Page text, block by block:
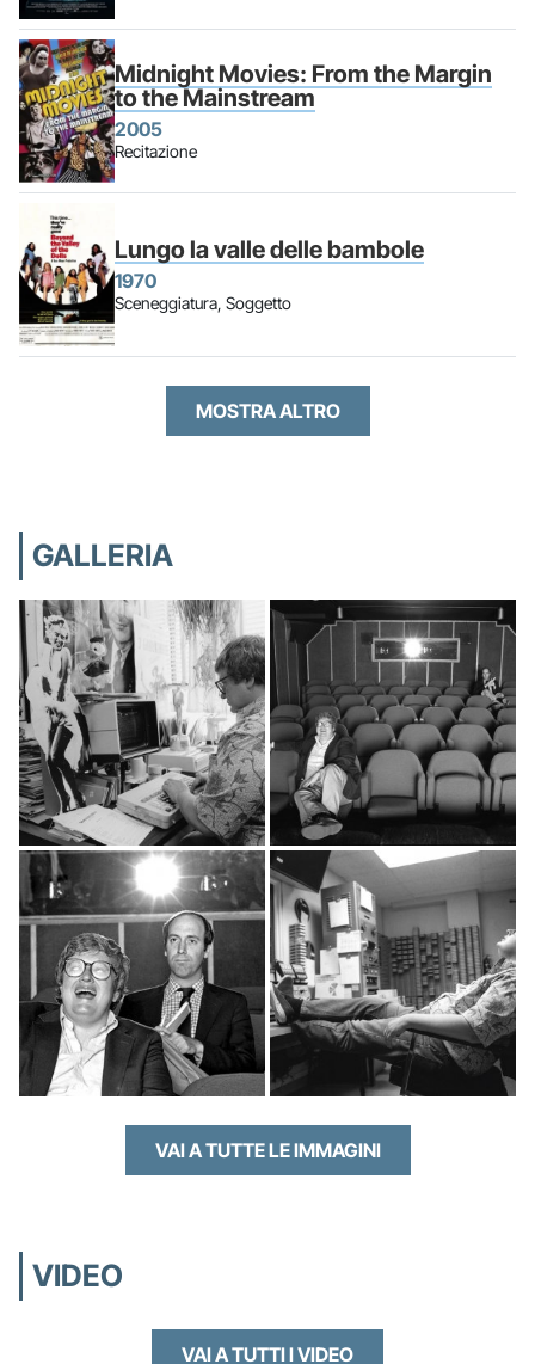
Midnight Movies: From the Margin
to the Mainstream
2005
Recitazione
Lungo la valle delle bambole
1970
Sceneggiatura, Soggetto
MOSTRA ALTRO
GALLERIA
VAI A TUTTE LE IMMAGINI
VIDEO
VAI A TUTTI I VIDEO